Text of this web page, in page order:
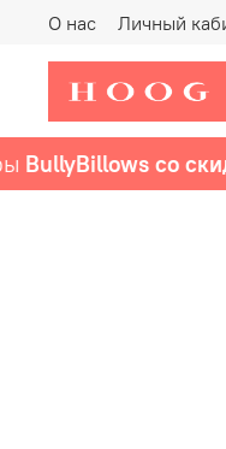
О нас Личный
со скидкой